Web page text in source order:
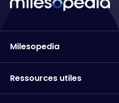
Milesopedia
Ressources utiles